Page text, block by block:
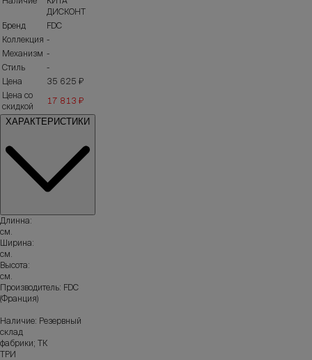
ДИСКОНТ
Бренд
FDC
Коллекция -
Механизм -
Стиль
-
Цена
35 625 ₽
Цена со
скидкой
17 813 ₽
ХАРАКТЕРИСТИКИ
Длинна:
см.
Ширина:
см.
Высота:
см.
Производитель: FDC
(Франция)
Наличие: Резервный
склад
фабрики; ТК
ТРИ